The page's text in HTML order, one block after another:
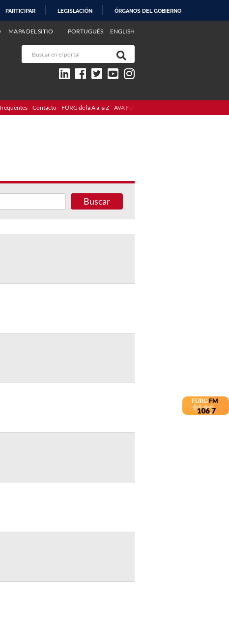
PARTICIPAR LEGISLACIÓN ÓRGANOS DEL GOBIERNO
PORTUGUÊS ENGLISH
MAPA DEL SITIO
Contacto FURG de la A a la Z AVA FURG
Buscar